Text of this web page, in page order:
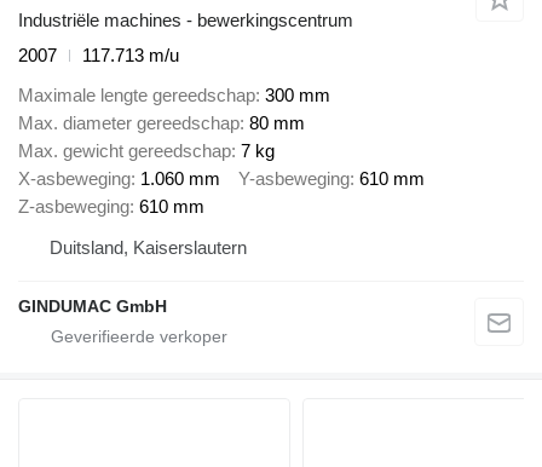
Industriële machines - bewerkingscentrum
2007
117.713 m/u
Maximale lengte gereedschap 300 mm
Max. diameter gereedschap 80 mm
Max. gewicht gereedschap 7 kg
X-asbeweging 1.060 mm Y-asbeweging 610 mm
Z-asbeweging 610 mm
Duitsland, Kaiserslautern
GINDUMAC GmbH